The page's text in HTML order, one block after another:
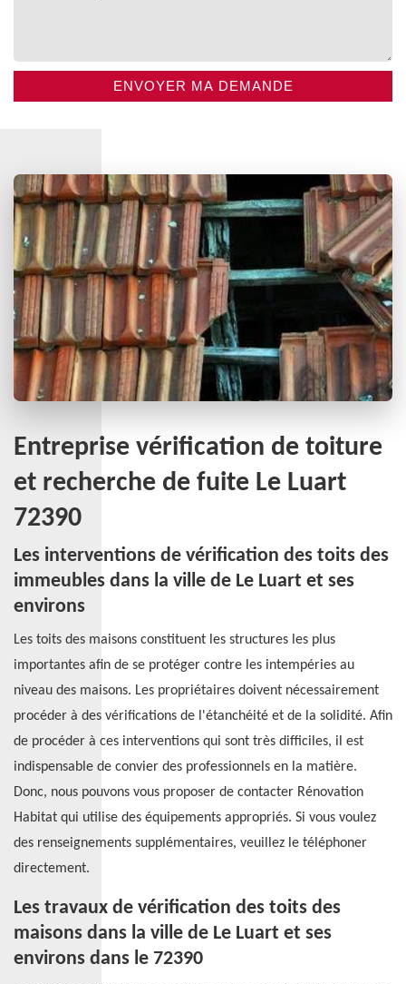
Entreprise vérification de toiture
et recherche de fuite Le Luart
72390
Les interventions de vérification des toits des
immeubles dans la ville de Le Luart et ses
environs
Les toits des maisons constituent les structures les plus
importantes afin de se protéger contre les intempéries au
niveau des maisons. Les propriétaires doivent nécessairement
procéder à des vérifications de l'étanchéité et de la solidité. Afin
de procéder à ces interventions qui sont très difficiles, il est
indispensable de convier des professionnels en la matière.
Donc, nous pouvons vous proposer de contacter Rénovation
Habitat qui utilise des équipements appropriés. Si vous voulez
des renseignements supplémentaires, veuillez le téléphoner
directement.
Les travaux de vérification des toits des
maisons dans la ville de Le Luart et ses
environs dans le 72390